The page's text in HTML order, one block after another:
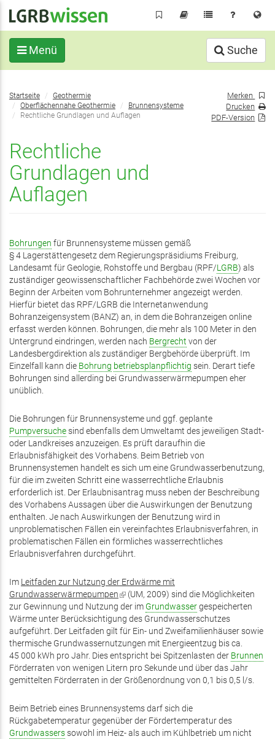
Inhalt
Menü Suche
Sie
befinden
sich
Startseite
Geothermie
Oberflächennahe Geothermie
Brunnensysteme
Rechtliche Grundlagen und Auflagen
Rechtliche
Grundlagen und
Auflagen
Merken
Drucken
PDF-Version
Bohrungen für Brunnensysteme müssen gemäß
§ 4 Lagerstättengesetz dem Regierungspräsidiums Freiburg,
Landesamt für Geologie, Rohstoffe und Bergbau (RPF/LGRB) als
zuständiger geowissenschaftlicher Fachbehörde zwei Wochen vor
Beginn der Arbeiten vom Bohrunternehmer angezeigt werden.
Hierfür bietet das RPF/LGRB die Internetanwendung
Bohranzeigensystem (BANZ) an, in dem die Bohranzeigen online
erfasst werden können. Bohrungen, die mehr als 100 Meter in den
Untergrund eindringen, werden nach Bergrecht von der
Landesbergdirektion als zuständiger Bergbehörde überprüft. Im
Einzelfall kann die Bohrung betriebsplanpflichtig sein. Derart tiefe
Bohrungen sind allerding bei Grundwasserwärmepumpen eher
unüblich.
Die Bohrungen für Brunnensysteme und ggf. geplante
Pumpversuchesind ebenfalls dem Umweltamt des jeweiligen Stadt-
oder Landkreises anzuzeigen. Es prüft daraufhin die
Erlaubnisfähigkeit des Vorhabens. Beim Betrieb von
Brunnensystemen handelt es sich um eine Grundwasserbenutzung,
für die im zweiten Schritt eine wasserrechtliche Erlaubnis
erforderlich ist. Der Erlaubnisantrag muss neben der Beschreibung
des Vorhabens Aussagen über die Auswirkungen der Benutzung
enthalten. Je nach Auswirkungen der Benutzung wird in
unproblematischen Fällen ein vereinfachtes Erlaubnisverfahren, in
problematischen Fällen ein förmliches wasserrechtliches
Erlaubnisverfahren durchgeführt.
Im Leitfaden zur Nutzung der Erdwärme mit
Grundwasserwärmepumpen(Link
ist
extern)
(UM, 2009) sind die Möglichkeiten
zur Gewinnung und Nutzung der im Grundwassergespeicherten
Wärme unter Berücksichtigung des Grundwasserschutzes
aufgeführt. Der Leitfaden gilt für Ein- und Zweifamilienhäuser sowie
thermische Grundwassernutzungen mit Energieentzug bis ca.
45 000 kWh pro Jahr. Dies entspricht bei Spitzenlasten der Brunnen
Förderraten von wenigen Litern pro Sekunde und über das Jahr
gemittelten Förderraten in der Größenordnung von 0,1 bis 0,5 l/s.
Beim Betrieb eines Brunnensystems darf sich die
Rückgabetemperatur gegenüber der Fördertemperatur des
Grundwasserssowohl im Heiz- als auch im Kühlbetrieb um nicht